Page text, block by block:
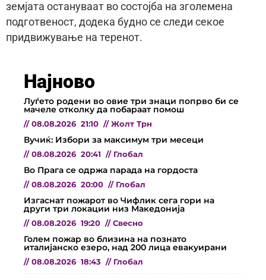
земјата остануваат во состојба на зголемена
подготвеност, додека будно се следи секое
придвижување на теренот.
Најново
Луѓето родени во овие три знаци попрво би се
мачеле отколку да побараат помош
// 08.08.2026 21:10 // Жолт Трн
Вучиќ: Избори за максимум три месеци
// 08.08.2026 20:41 // Глобал
Во Прага се одржа парада на гордоста
// 08.08.2026 20:00 // Глобал
Изгаснат пожарот во Чифлик сега гори на
други три локации низ Македонија
// 08.08.2026 19:20 // Свесно
Голем пожар во близина на познато
италијанско езеро, над 200 лица евакуирани
// 08.08.2026 18:43 // Глобал